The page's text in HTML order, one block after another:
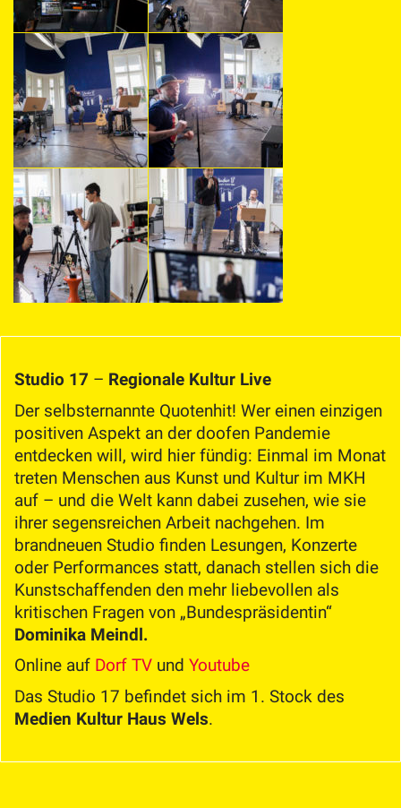
Studio 17 – Regionale Kultur Live
Der selbsternannte Quotenhit! Wer einen einzigen
positiven Aspekt an der doofen Pandemie
entdecken will, wird hier fündig: Einmal im Monat
treten Menschen aus Kunst und Kultur im MKH
auf – und die Welt kann dabei zusehen, wie sie
ihrer segensreichen Arbeit nachgehen. Im
brandneuen Studio finden Lesungen, Konzerte
oder Performances statt, danach stellen sich die
Kunstschaffenden den mehr liebevollen als
kritischen Fragen von „Bundespräsidentin“
Dominika Meindl.
Online auf Dorf TV und Youtube
Das Studio 17 befindet sich im 1. Stock des
Medien Kultur Haus Wels.